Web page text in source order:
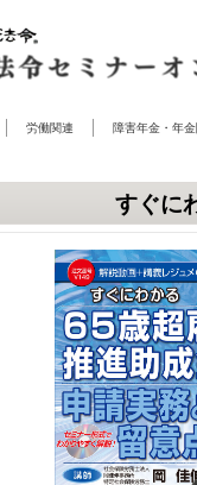
労働関連 障害年金・年金
すぐに